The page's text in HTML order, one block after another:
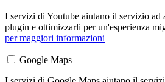
I servizi di Youtube aiutano il servizio ad
plugin e ottimizzarli per un'esperienza
per maggiori informazioni
Google Maps